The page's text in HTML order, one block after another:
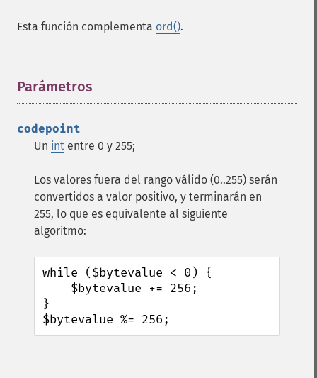
Esta función complementa ord().
Parámetros
codepoint
Un int entre 0 y 255;
Los valores fuera del rango válido (0..255) serán
convertidos a valor positivo, y terminarán en
255, lo que es equivalente al siguiente
algoritmo:
while ($bytevalue < 0) {
}
$bytevalue %= 256;